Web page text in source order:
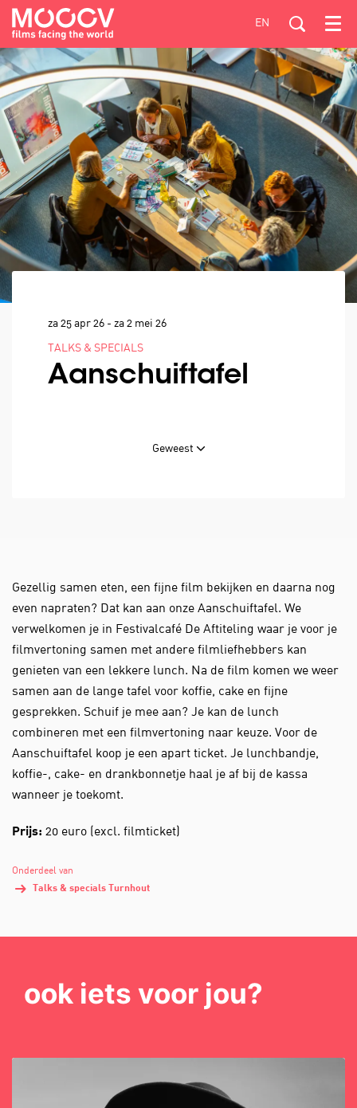
EN Menu
Aanschuiftafel
TALKS & SPECIALS
za 25 apr 26 - za 2 mei 26
Geweest
Gezellig samen eten, een fijne film bekijken en daarna nog
even napraten? Dat kan aan onze Aanschuiftafel. We
verwelkomen je in Festivalcafé De Aftiteling waar je voor je
filmvertoning samen met andere filmliefhebbers kan
genieten van een lekkere lunch. Na de film komen we weer
samen aan de lange tafel voor koffie, cake en fijne
gesprekken. Schuif je mee aan? Je kan de lunch
combineren met een filmvertoning naar keuze. Voor de
Aanschuiftafel koop je een apart ticket. Je lunchbandje,
koffie-, cake- en drankbonnetje haal je af bij de kassa
wanneer je toekomt.
Prijs: 20 euro (excl. filmticket)
Onderdeel van
Talks & specials Turnhout
ook iets voor jou?